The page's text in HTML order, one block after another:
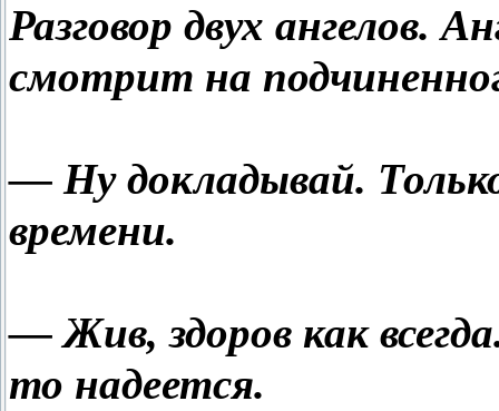
Разговор двух ангелов.
смотрит на
— Ну докладывай.
времени.
— Жив, здоров как
то надеется.